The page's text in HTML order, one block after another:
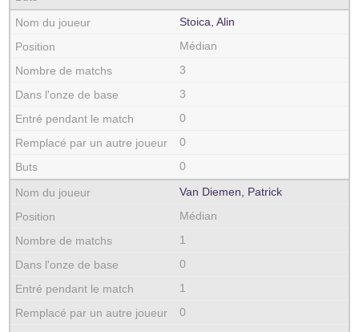
Stoica, Alin
Médian
3
3
0
0
0
Van Diemen, Patrick
Médian
1
0
1
0